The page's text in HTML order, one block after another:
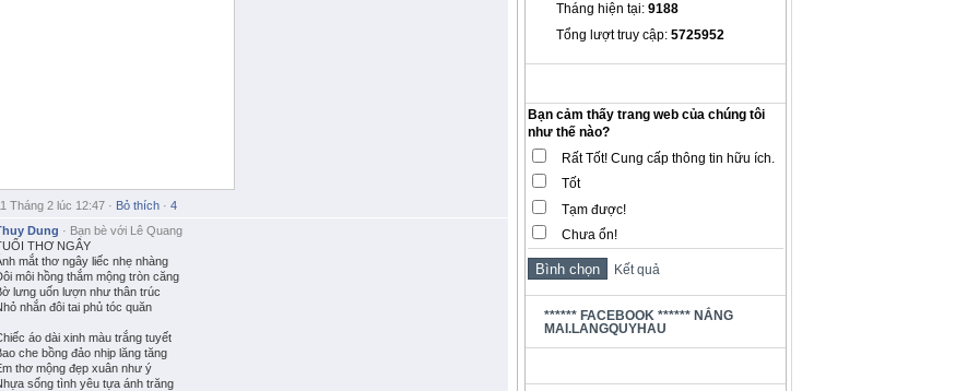
Tháng 2 lúc 12:47 · Bỏ thích · 4
Dung · Bạn bè với Lê Quang
THƠ NGÂY
mắt thơ ngây liếc nhẹ nhàng
môi hồng thắm mộng tròn căng
lưng uốn lượn như thân trúc
nhắn đôi tai phủ tóc quăn
áo dài xinh màu trắng tuyết
che bồng đảo nhịp lăng tăng
thơ mộng đẹp xuân như ý
sống tình yêu tựa ánh trăng
Tháng hiện tại: 9188
Tổng lượt truy cập: 5725952
Bạn cảm thấy trang web của chúng tôi
như thế nào?
Rất Tốt! Cung cấp thông tin hữu ích.
Tốt
Tạm được!
Chưa ổn!
Kết quả
****** FACEBOOK ****** NẮNG
MAI.LANGQUYHAU